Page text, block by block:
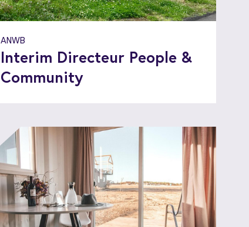
ANWB
Interim Directeur People &
Community